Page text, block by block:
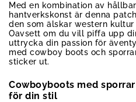
Med en kombination av
hantverkskonst är denna
den som älskar western
Oavsett om du vill piffa upp
uttrycka din passion för
med cowboy boots och
sticker ut.
Cowboyboots med
för din stil